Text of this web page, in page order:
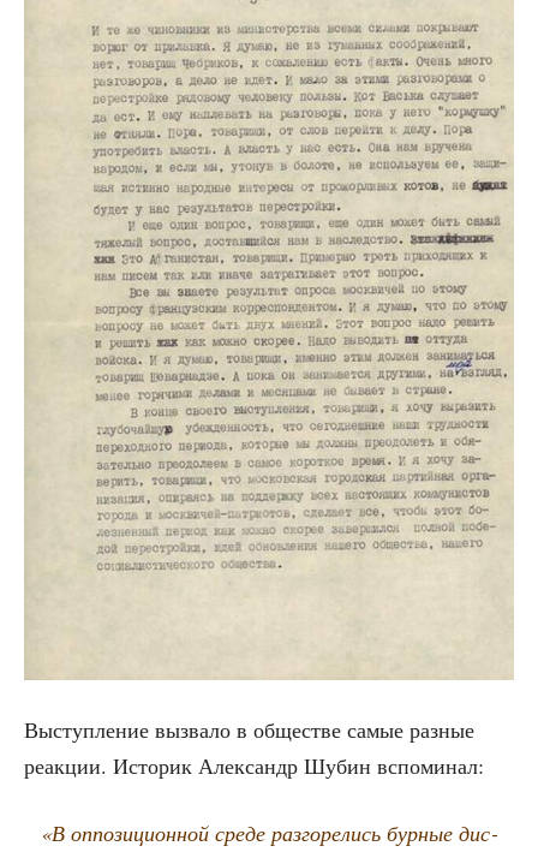
Выступ­ле­ние вызва­ло в обще­стве самые раз­ные
реак­ции. Исто­рик Алек­сандр Шубин вспоминал:
«В оппо­зи­ци­он­ной сре­де раз­го­ре­лись бур­ные дис­